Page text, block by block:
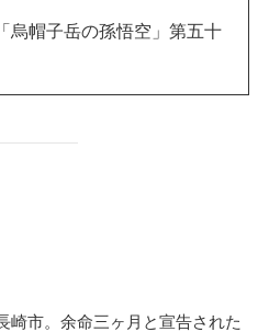
烏帽子岳の孫悟空」第五十
崎市。余命三ヶ月と宣告された